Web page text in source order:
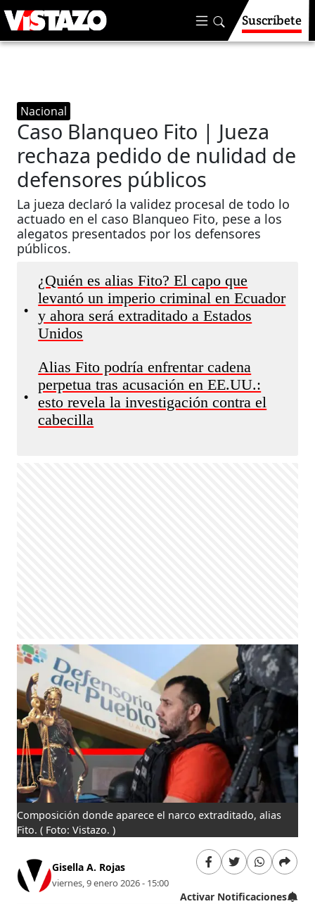
Suscríbete
Nacional
Caso Blanqueo Fito | Jueza
rechaza pedido de nulidad de
defensores públicos
La jueza declaró la validez procesal de todo lo
actuado en el caso Blanqueo Fito, pese a los
alegatos presentados por los defensores
públicos.
•
¿Quién es alias Fito? El capo que
levantó un imperio criminal en Ecuador
y ahora será extraditado a Estados
Unidos
•
Alias Fito podría enfrentar cadena
perpetua tras acusación en EE.UU.:
esto revela la investigación contra el
cabecilla
Composición donde aparece el narco extraditado, alias
Fito.( Foto: Vistazo. )
Gisella A. Rojas
viernes, 9 enero 2026 - 15:00
Activar Notificaciones